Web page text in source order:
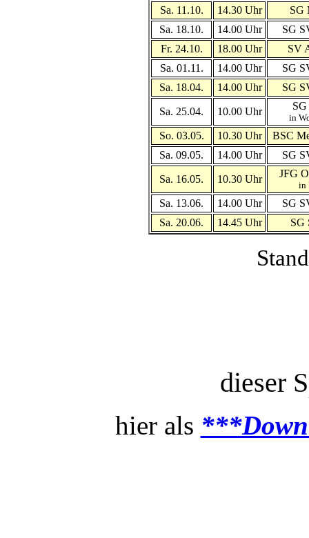
Sa. 11.10.
14.30 Uhr
SG
Sa. 18.10.
14.00 Uhr
SG
Fr. 24.10.
18.00 Uhr
SV
Sa. 01.11.
14.00 Uhr
SG
Sa. 18.04.
14.00 Uhr SG
Sa. 25.04. 10.00 Uhr
in
So. 03.05. 10.30 Uhr
BSC
Sa. 09.05.
14.00 Uhr SG
Sa. 16.05. 10.30 Uhr JFG
in
Sa. 13.06. 14.00 Uhr
SG
Sa. 20.06.
14.45 Uhr SG
dieser
hier als